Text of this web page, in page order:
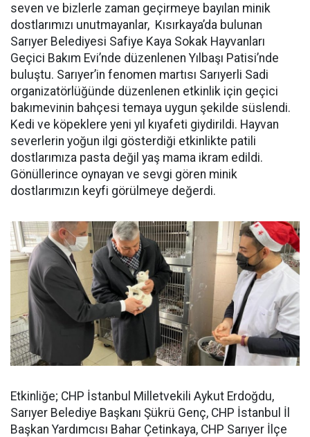
seven ve bizlerle zaman geçirmeye bayılan minik
dostlarımızı unutmayanlar, Kısırkaya’da bulunan
Sarıyer Belediyesi Safiye Kaya Sokak Hayvanları
Geçici Bakım Evi’nde düzenlenen Yılbaşı Patisi’nde
buluştu. Sarıyer’in fenomen martısı Sarıyerli Sadi
organizatörlüğünde düzenlenen etkinlik için geçici
bakımevinin bahçesi temaya uygun şekilde süslendi.
Kedi ve köpeklere yeni yıl kıyafeti giydirildi. Hayvan
severlerin yoğun ilgi gösterdiği etkinlikte patili
dostlarımıza pasta değil yaş mama ikram edildi.
Gönüllerince oynayan ve sevgi gören minik
dostlarımızın keyfi görülmeye değerdi.
Etkinliğe; CHP İstanbul Milletvekili Aykut Erdoğdu,
Sarıyer Belediye Başkanı Şükrü Genç, CHP İstanbul İl
Başkan Yardımcısı Bahar Çetinkaya, CHP Sarıyer İlçe